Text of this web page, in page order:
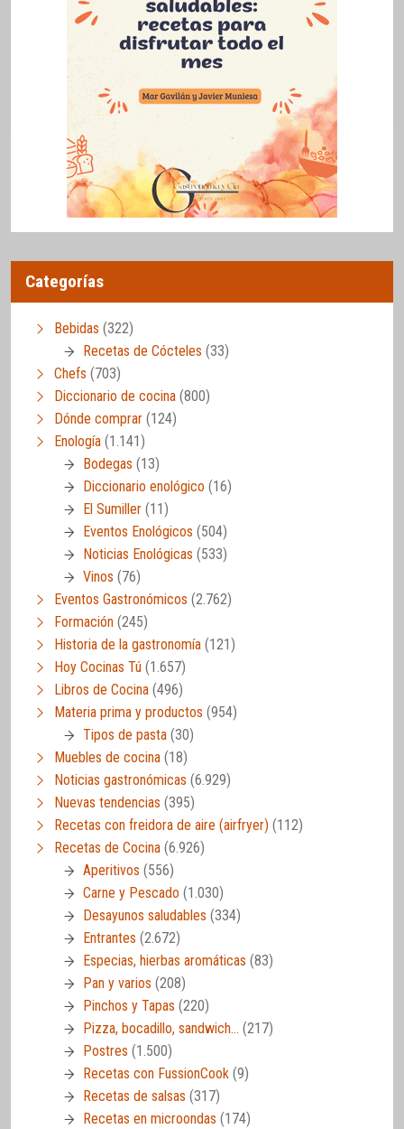
Categorías
Bebidas (322)
Recetas de Cócteles (33)
Chefs (703)
Diccionario de cocina (800)
Dónde comprar (124)
Enología (1.141)
Bodegas (13)
Diccionario enológico (16)
El Sumiller (11)
Eventos Enológicos (504)
Noticias Enológicas (533)
Vinos (76)
Eventos Gastronómicos (2.762)
Formación (245)
Historia de la gastronomía (121)
Hoy Cocinas Tú (1.657)
Libros de Cocina (496)
Materia prima y productos (954)
Tipos de pasta (30)
Muebles de cocina (18)
Noticias gastronómicas (6.929)
Nuevas tendencias (395)
Recetas con freidora de aire (airfryer) (112)
Recetas de Cocina (6.926)
Aperitivos (556)
Carne y Pescado (1.030)
Desayunos saludables (334)
Entrantes (2.672)
Especias, hierbas aromáticas (83)
Pan y varios (208)
Pinchos y Tapas (220)
Pizza, bocadillo, sandwich… (217)
Postres (1.500)
Recetas con FussionCook (9)
Recetas de salsas (317)
Recetas en microondas (174)